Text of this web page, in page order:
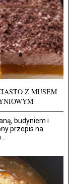
Z MUSEM
budyniem i
przepis na